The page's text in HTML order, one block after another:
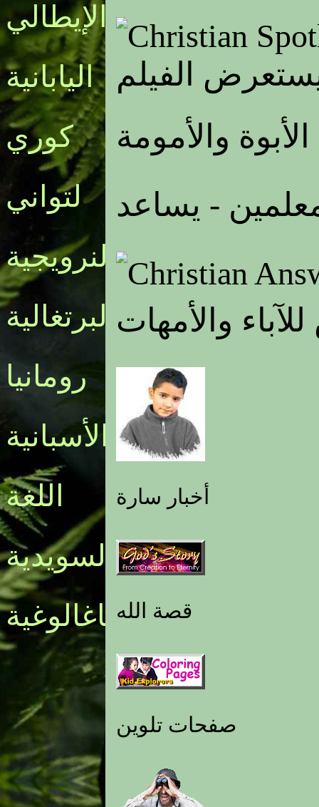
الإيطالي
اليابانية
كوري
لتواني
النرويجية
البرتغالية
رومانيا
الأسبانية
اللغة
السويدية
التاغالوغية
الفيلم
والأمومة
- يساعد
والأمهات
أخبار سارة
قصة الله
صفحات تلوين